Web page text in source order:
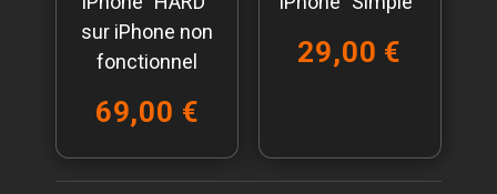
sur iPhone non
fonctionnel
69,00 €
29,00 €